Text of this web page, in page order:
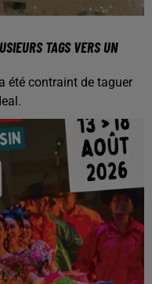
TAGS VERS UN
été contraint de taguer